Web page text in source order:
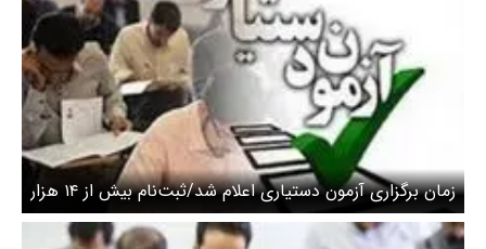
زمان برگزاری آزمون دستیاری اعلام شد/ثبت‌نام بیش از ۱۴ هزار
نفر در آزمون